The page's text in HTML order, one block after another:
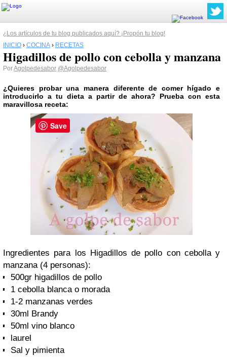
¿Los artículos de tu blog publicados aquí? ¡Propón tu blog!
INICIO › COCINA › RECETAS
Higadillos de pollo con cebolla y manzana
PorAgolpedesabor @Agolpedesabor
¿Quieres probar una manera diferente de comer hígado e
introducirlo a tu dieta a partir de ahora? Prueba con esta
maravillosa receta:
Ingredientes para los Higadillos de pollo con cebolla y
manzana (4 personas):
500gr higadillos de pollo
1 cebolla blanca o morada
1-2 manzanas verdes
30ml Brandy
50ml vino blanco
laurel
Sal y pimienta
Save